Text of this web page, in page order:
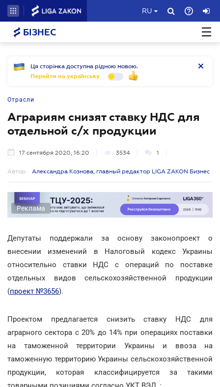
RU
БІЗНЕС
Ця сторінка доступна рідною мовою.
Перейти на українську
Отрасли
Аграриям снизят ставку НДС для
отдельной с/х продукции
17 сентября 2020, 16:20 3534 1
Автор: Александра Кознова, главный редактор LIGA ZAKON Бизнес
Реклама
Депутаты поддержали за основу законопроект о
внесении изменений в Налоговый кодекс Украины
относительно ставки НДС с операций по поставке
отдельных видов сельскохозяйственной продукции
(проект №3656).
Проектом предлагается снизить ставку НДС для
аграрного сектора с 20% до 14% при операциях поставки
на таможенной территории Украины и ввоза на
таможенную территорию Украины сельскохозяйственной
продукции, которая классифицируется за такими